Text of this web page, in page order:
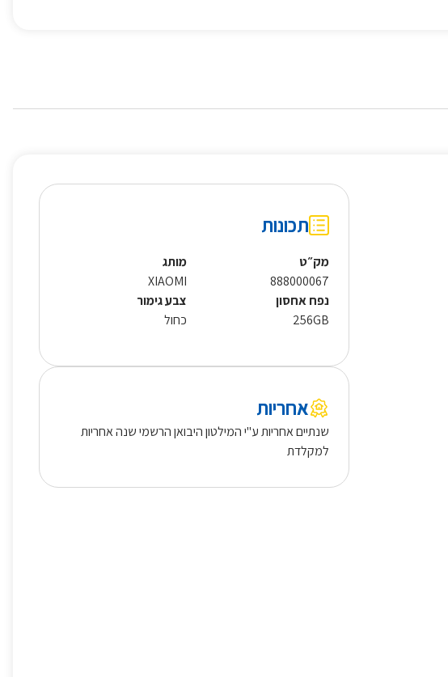
תכונות
מק״ט
888000067
מותג
XIAOMI
נפח אחסון
256GB
צבע גימור
כחול
אחריות
שנתיים אחריות ע"י המילטון היבואן הרשמי שנה אחריות
למקלדת